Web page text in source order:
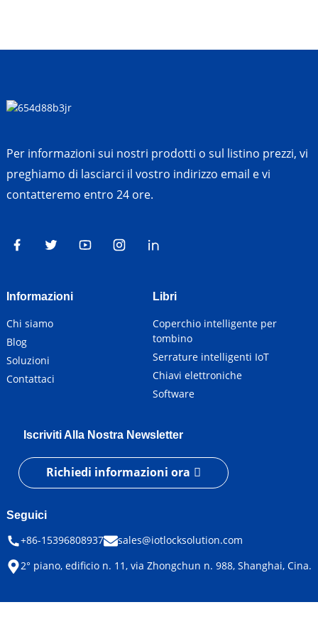
Per informazioni sui nostri prodotti o sul listino prezzi, vi
preghiamo di lasciarci il vostro indirizzo email e vi
contatteremo entro 24 ore.
Informazioni
Chi siamo
Blog
Soluzioni
Contattaci
Libri
Coperchio intelligente per
tombino
Serrature intelligenti IoT
Chiavi elettroniche
Software
Iscriviti Alla Nostra Newsletter
Richiedi informazioni ora
Seguici
+86-15396808937
sales@iotlocksolution.com
2° piano, edificio n. 11, via Zhongchun n. 988, Shanghai, Cina.